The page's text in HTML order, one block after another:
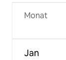
Monat
Jan